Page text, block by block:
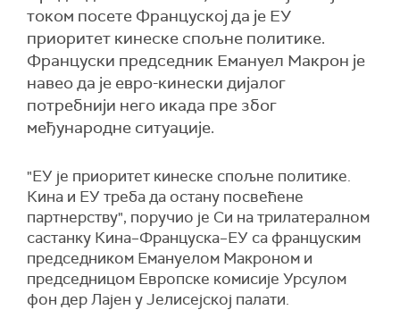
током посете Француској да је ЕУ
приоритет кинеске спољне политике.
Француски председник Емануел Макрон је
навео да је евро-кинески дијалог
потребнији него икада пре због
међународне ситуације.
"ЕУ је приоритет кинеске спољне политике.
Кина и ЕУ треба да остану посвећене
партнерству", поручио је Си на трилатералном
састанку Кина–Француска–ЕУ са француским
председником Емануелом Макроном и
председницом Европске комисије Урсулом
фон дер Лајен у Јелисејској палати.